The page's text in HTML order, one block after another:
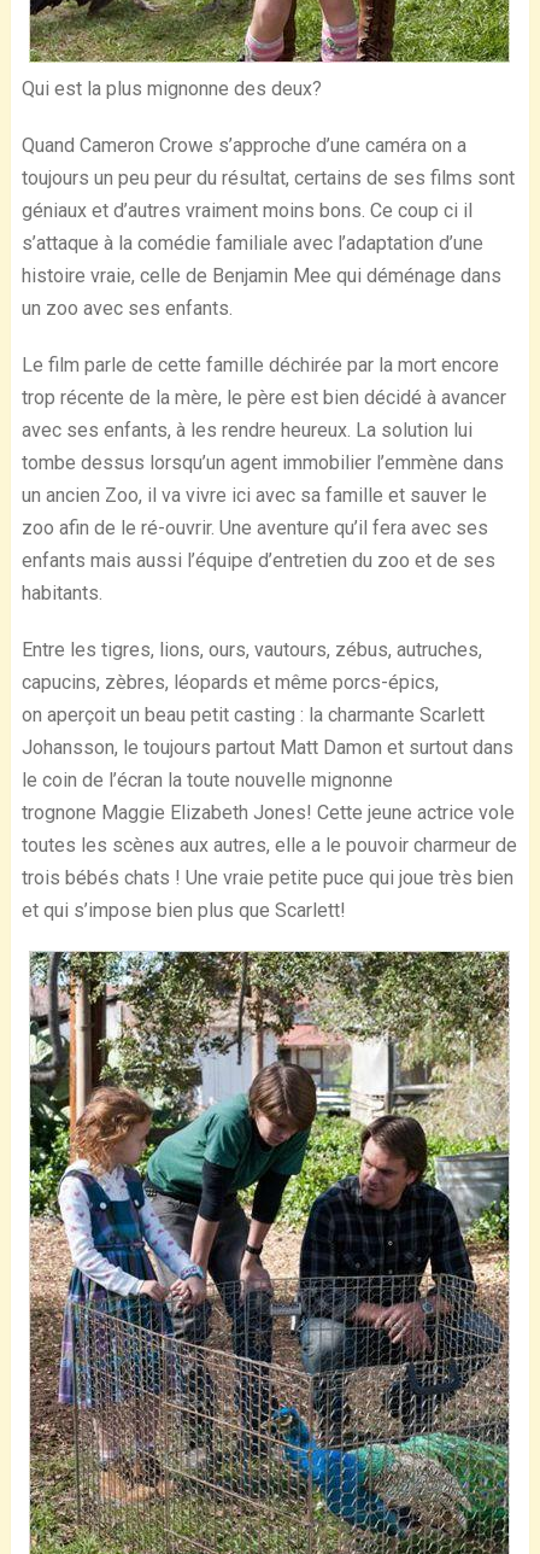
Qui est la plus mignonne des deux?
Quand Cameron Crowe s’approche d’une caméra on a
toujours un peu peur du résultat, certains de ses films sont
géniaux et d’autres vraiment moins bons. Ce coup ci il
s’attaque à la comédie familiale avec l’adaptation d’une
histoire vraie, celle de Benjamin Mee qui déménage dans
un zoo avec ses enfants.
Le film parle de cette famille déchirée par la mort encore
trop récente de la mère, le père est bien décidé à avancer
avec ses enfants, à les rendre heureux. La solution lui
tombe dessus lorsqu’un agent immobilier l’emmène dans
un ancien Zoo, il va vivre ici avec sa famille et sauver le
zoo afin de le ré-ouvrir. Une aventure qu’il fera avec ses
enfants mais aussi l’équipe d’entretien du zoo et de ses
habitants.
Entre les tigres, lions, ours, vautours, zébus, autruches,
capucins, zèbres, léopards et même porcs-épics,
on aperçoit un beau petit casting : la charmante Scarlett
Johansson, le toujours partout Matt Damon et surtout dans
le coin de l’écran la toute nouvelle mignonne
trognone Maggie Elizabeth Jones! Cette jeune actrice vole
toutes les scènes aux autres, elle a le pouvoir charmeur de
trois bébés chats ! Une vraie petite puce qui joue très bien
et qui s’impose bien plus que Scarlett!